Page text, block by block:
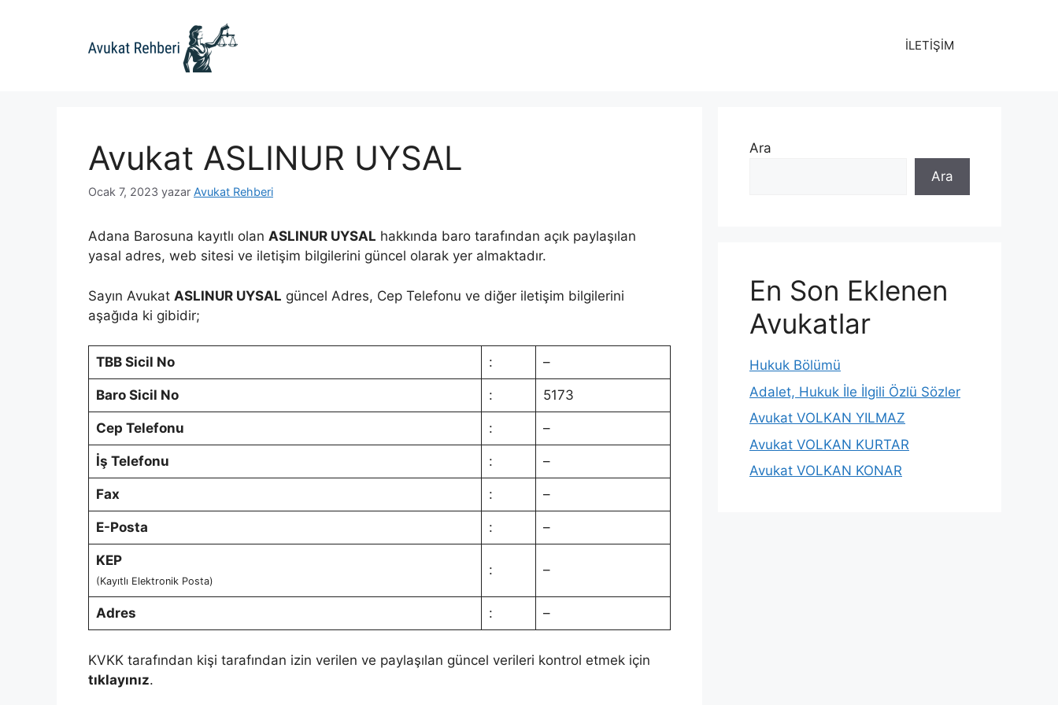
İLETİŞİM
Avukat ASLINUR UYSAL
Ocak 7, 2023 yazar Avukat Rehberi
Adana Barosuna kayıtlı olan ASLINUR UYSAL hakkında baro tarafından açık paylaşılan
yasal adres, web sitesi ve iletişim bilgilerini güncel olarak yer almaktadır.
Sayın Avukat ASLINUR UYSAL güncel Adres, Cep Telefonu ve diğer iletişim bilgilerini
aşağıda ki gibidir;
TBB Sicil No : –
Baro Sicil No : 5173
Cep Telefonu : –
İş Telefonu : –
Fax : –
E-Posta : –
KEP
(Kayıtlı Elektronik Posta)
: –
Adres : –
KVKK tarafından kişi tarafından izin verilen ve paylaşılan güncel verileri kontrol etmek için
tıklayınız.
Ara
Ara
En Son Eklenen
Avukatlar
Hukuk Bölümü
Adalet, Hukuk İle İlgili Özlü Sözler
Avukat VOLKAN YILMAZ
Avukat VOLKAN KURTAR
Avukat VOLKAN KONAR